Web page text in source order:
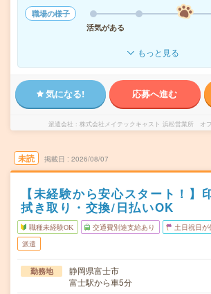
職場の様子
活気がある
もっと見る
気になる! 応募へ進む
派遣会社 株式会社メイテックキャスト 浜松営業所 オ
未読 掲載日 2026/08/07
【未経験から安心スタート！】
拭き取り・交換/日払いOK
職種未経験OK 交通費別途支給あり 土日祝日が
派遣
勤務地
静岡県富士市
富士駅から車5分